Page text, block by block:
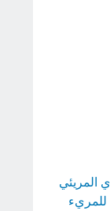
المريئي
للمريء